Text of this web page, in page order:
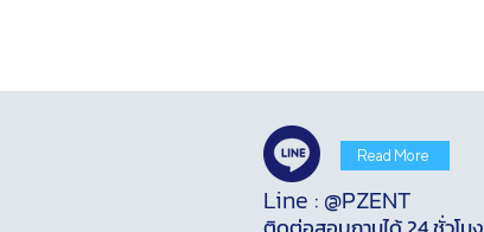
Read More
Line : @PZENT